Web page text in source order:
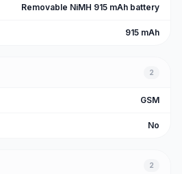
Removable NiMH 915 mAh battery
915 mAh
2
GSM
No
2